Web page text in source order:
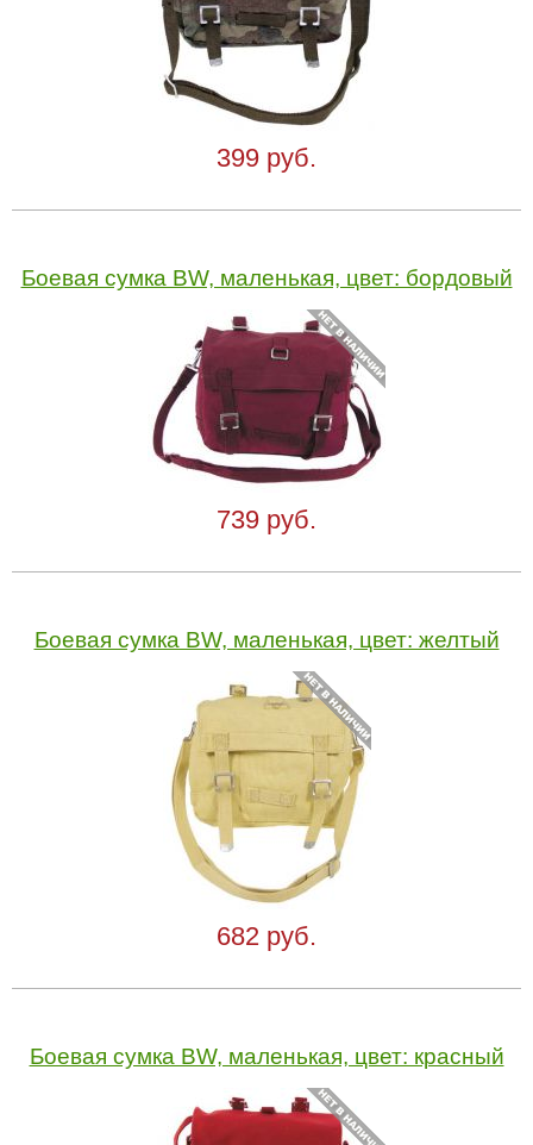
399 руб.
Боевая сумка BW, маленькая, цвет: бордовый
739 руб.
Боевая сумка BW, маленькая, цвет: желтый
682 руб.
Боевая сумка BW, маленькая, цвет: красный